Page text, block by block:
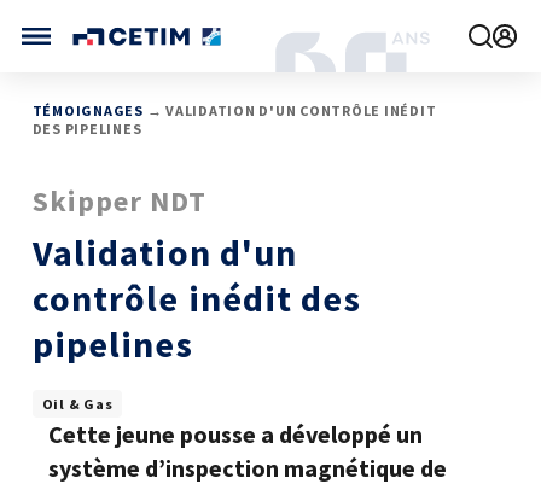
CETIM FRANCE
INTERNATIONAL
CETIM ALLEMAGNE
AGENDA
ACTUALITÉS
CETIM INFOS
VIDÉOS
IMPLANTATIONS
NOUS REJOINDRE
NOUS CONTACTER
TÉMOIGNAGES → VALIDATION D'UN CONTRÔLE INÉDIT
DES PIPELINES
Skipper NDT
Validation d'un
contrôle inédit des
pipelines
Oil & Gas
Cette jeune pousse a développé un
système d’inspection magnétique de